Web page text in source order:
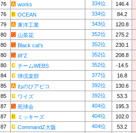
76
works 334位
146.4
76
OCEAN 334位
84.2
79
東洋工業 343位
120.8
80
山茶花 352位
275.2
80
Black cat's 352位
230.1
80
絆'Z 352位
208.8
80
チームWEBS 352位
-14.5
84
球倶楽部 377位
16.8
85
ねのひアビコ 392位
130.6
85
ワイズ 392位
53.3
87
死球会 404位
195.3
87
ミッキーズ 404位
102.0
87
CommandZ大阪 404位
53.2